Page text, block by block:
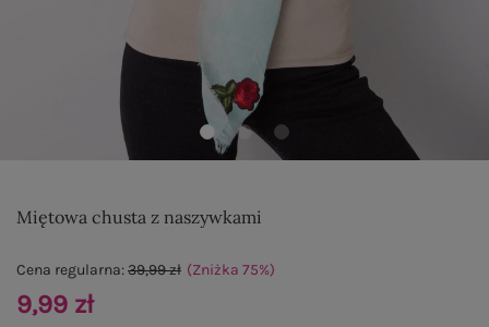
Miętowa chusta z naszywkami
Cena regularna:39,99 zł (Zniżka 75%)
9,99 zł